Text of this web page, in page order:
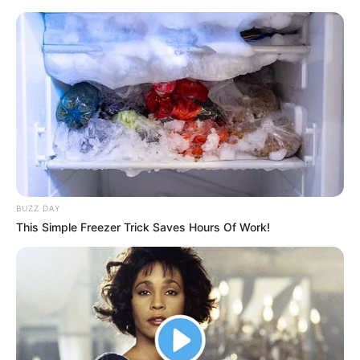
Ansbach und Umgebung
Alle Ausflugsziele
Morgen ist Hohes Friedensfest (in Augsburg ein
Feiertag): Sonnabend, den 08.08.2026
Hier wird eine Auswahl von Ausflugszielen in und um
Ansbach und Weihenzell (Region Naturpark
Behinderung besucht werden können.
Anzumerken ist, dass die Auflistung unvollständig ist und
auch nicht jede Behinderung gleich ist. Das Thema ist
ziemlich komplex. Außerdem ist die Recherche für einen
gesunden Menschen nicht einfach. Man übersieht zu viel.
BUZZ DAY
This Simple Freezer Trick Saves Hours Of Work!